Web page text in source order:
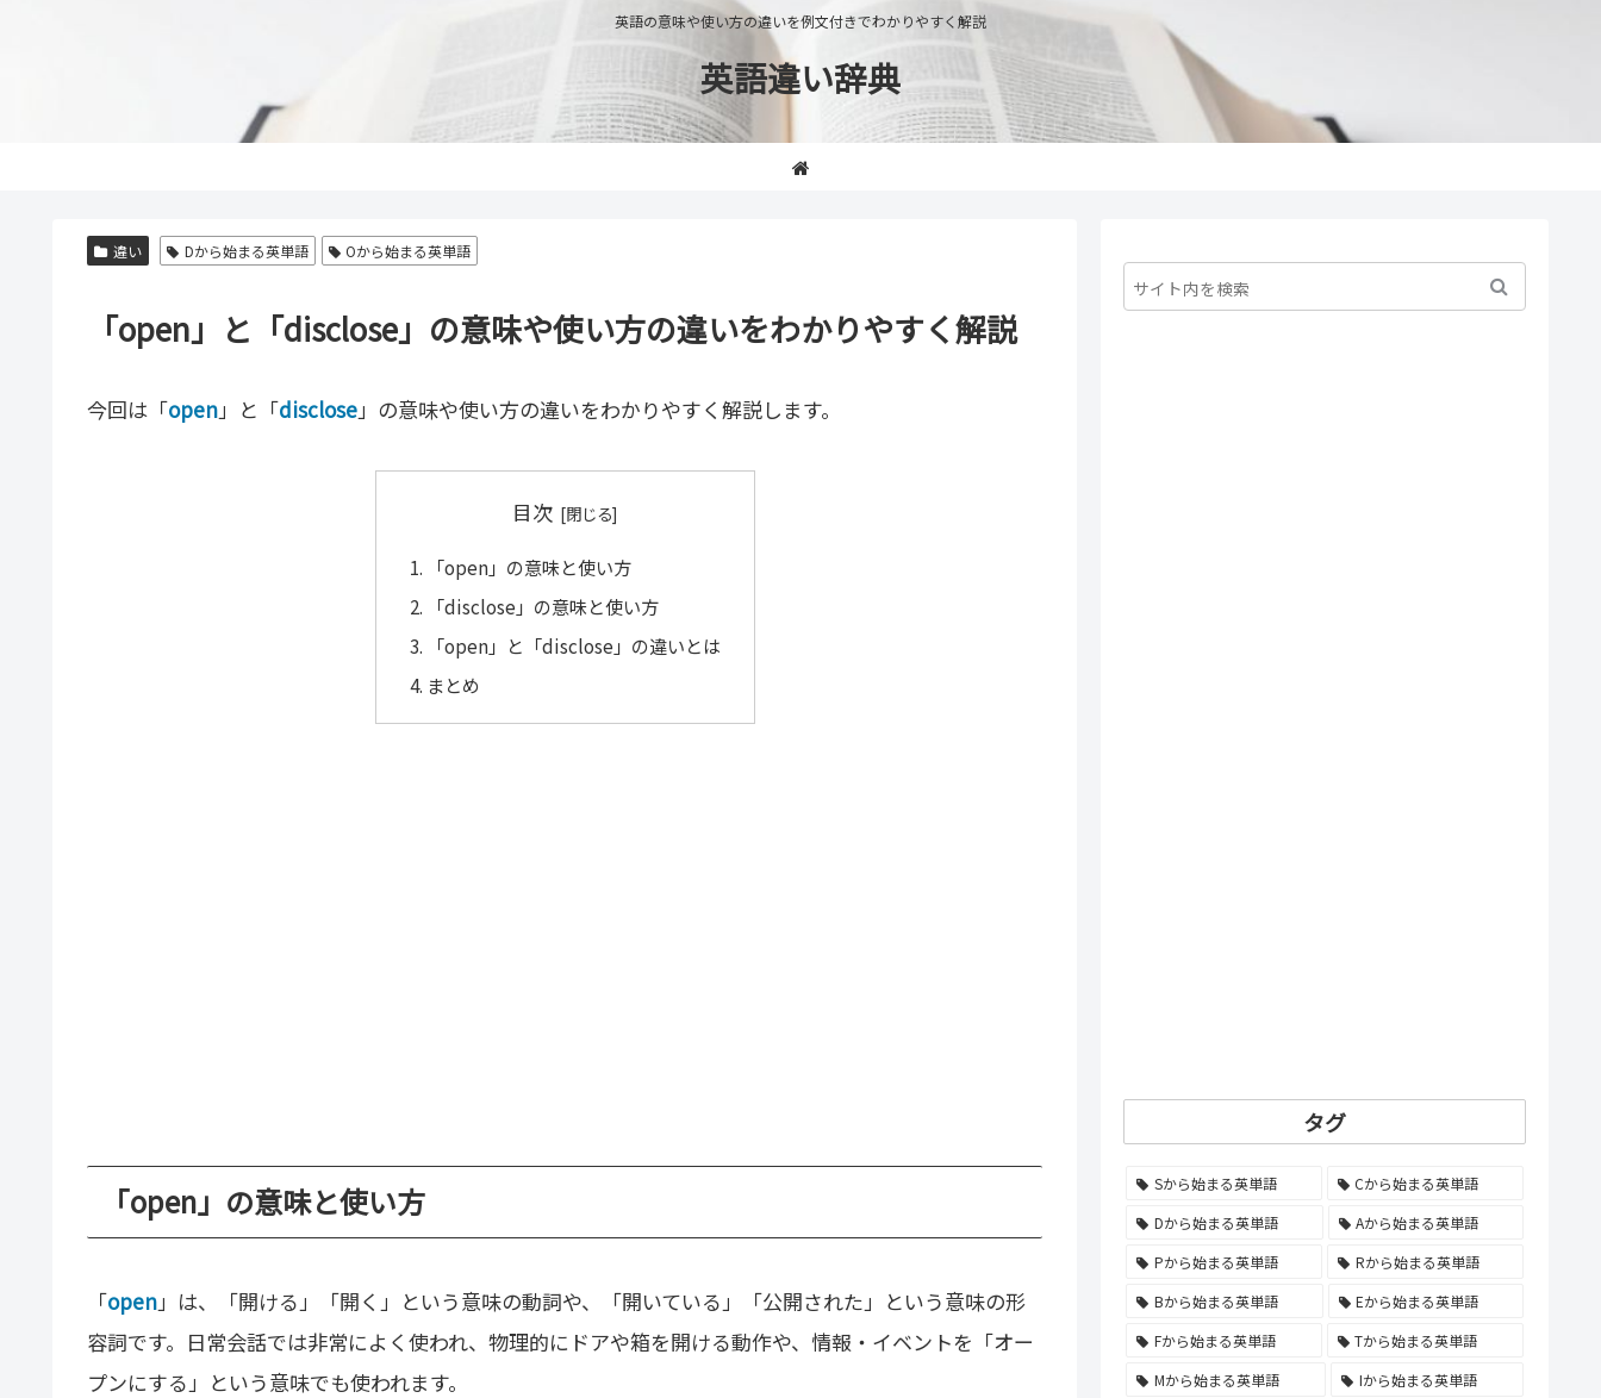
英語の意味や使い方の違いを例文付きでわかりやすく解説
英語違い辞典
違い Dから始まる英単語 Oから始まる英単語
「open」と「disclose」の意味や使い方の違いをわかりやすく解説
今回は「open」と「disclose」の意味や使い方の違いをわかりやすく解説します。
目次
「open」の意味と使い方
「disclose」の意味と使い方
「open」と「disclose」の違いとは
まとめ
「open」の意味と使い方
「open」は、「開ける」「開く」という意味の動詞や、「開いている」「公開された」という意味の形
容詞です。日常会話では非常によく使われ、物理的にドアや箱を開ける動作や、情報・イベントを「オー
プンにする」という意味でも使われます。
タグ
Sから始まる英単語
Cから始まる英単語
Dから始まる英単語
Aから始まる英単語
Pから始まる英単語
Rから始まる英単語
Bから始まる英単語
Eから始まる英単語
Fから始まる英単語
Tから始まる英単語
Mから始まる英単語
Iから始まる英単語